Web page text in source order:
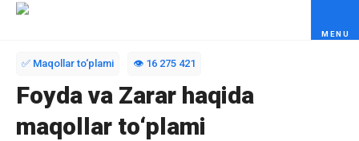
✅ Maqollar to‘plami 👁️ 16 275 421
Foyda va Zarar haqida
maqollar to‘plami